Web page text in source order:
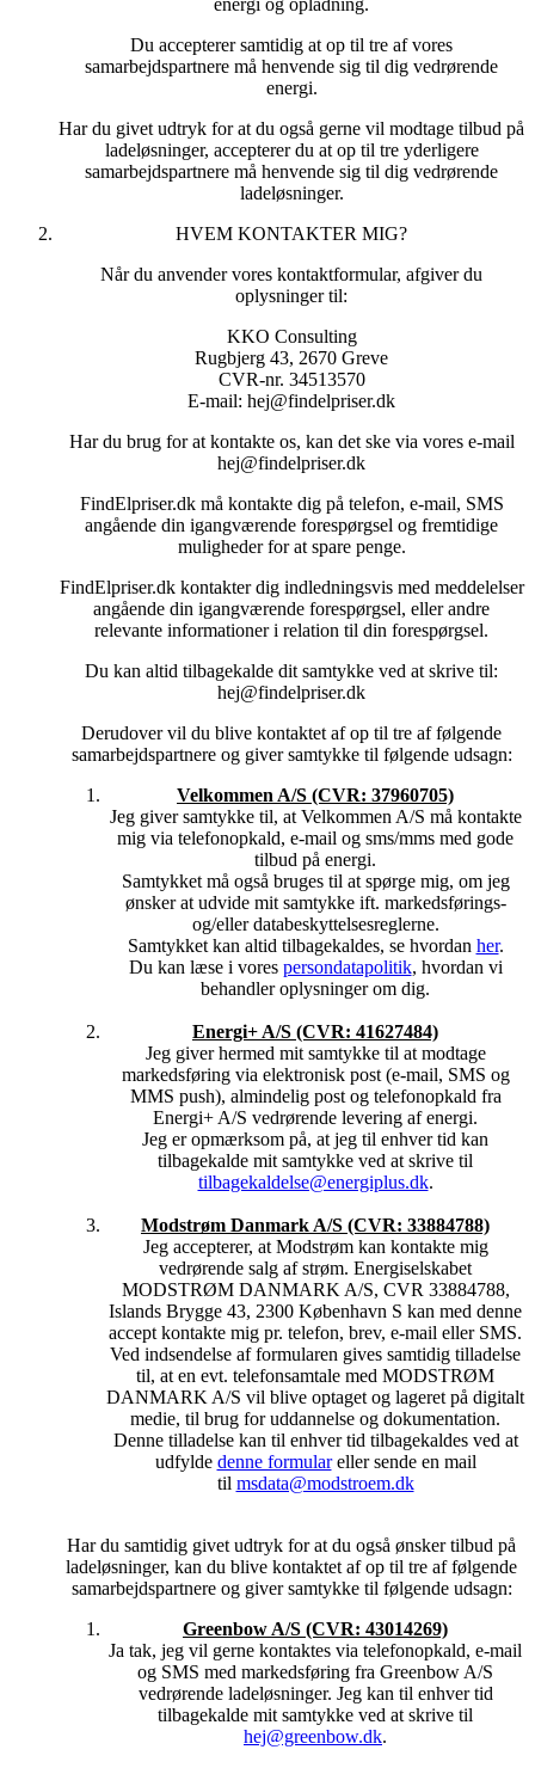
som du giver os.
3. HVAD BRUGER VI DINE OPLYSNINGER TIL?
FindElpriser.dk anvender dine oplysninger til at kontakte dig
som opfølgning på din forespørgsel eller anmodning om at
Herudover anvender vi ikke dine oplysninger, medmindre vi
aftaler andet.
Derudover er formålet med behandlingen af dine
til FindElpriser.dk’s samarbejdspartnere, for at vores
som muligt på din forespørgsel omkring levering af energi og
opladning.
Hvis du også har afgivet personoplysninger til andre formål,
oplyser vi dig særskilt om vores behandling til sådanne formål.
Dit samtykke indhentes til opfyldelse af markedsføringsloven
Grundlaget for vores behandling af dine personoplysninger er
databeskyttelsesforordningen art. 6(1)(f)
behandle dine oplysninger er, at vi kan følge op på din
anmodning om at blive kontaktet og efterfølgende kontakte
dig.
Vi har også en legitim interesse i at videregive dine
personoplysninger til vores samarbejdspartnere efter dit ønske
om at modtage konkrete tilbud fra disse.
4. DELING AF DINE PERSONOPLYSNINGER MED
ANDRE
Vi videregiver dine personoplysninger til de udvalgte
samarbejdspartnere i forbindelse med din forespørgsel på
energi og opladning. Du vil højest blive kontakte af tre af
vores samarbejdspartnere.
Samarbejdsparterne kan også dele informationer med
FindElpriser.dk om status på evt. aktiviteter og kundeforhold.
Vi overlader desuden dine personoplysninger til
databehandlere når dette er en forudsætning for at opfylde
formålet.
Vores databehandlere behandler alene dine personoplysninger
til vores formål og på vores instruks. Vi forsøger at begrænse
videregivelsen af data i personhenførbar form og dermed
videregivelsen af oplysninger, som kan henføres til dig
personligt.
Vi videregiver oplysninger, hvis vi er forpligtet til det efter
loven, eller hvis vi forpligtet til det efter en retskendelse.
5. DU KAN TIL ENHVER TID TILBAGEKALDE DIT
MARKEDSFØRINGSRETLIGE SAMTYKKE
Du kan til enhver tid trække dit samtykke tilbage. Når du har
tilbagekaldt dit samtykke, modtager du ikke yderligere
eller vores samarbejdspartnere, medmindre du har givet andet
samtykke til, at vi må henvende os til dig.
Ønsker du at tilbagekalde dit samtykke, kan du henvende dig
til den enkelte virksomhed – eller skrive til os på
hej@findelpriser.dk
6. HVOR LÆNGE OPBEVARER I OPLYSNINGERNE
OM MIG?
Vi opbevarer og behandler dine oplysninger lige så længe, det
er nødvendigt i forhold til at opfylde dit ønske om at blive
kontaktet. Dog vil dine personoplysninger hos FindElpriser.dk
automatisk blive slettet efter 6 måneder eller når du trækker dit
I overensstemmelse med Forbrugerombudsmandens
retningslinjer og krav opbevarer vi dokumentation for dit
samtykke til at sende dig elektronisk markedsføringsmateriale
samtykke/samtykket tilbagekaldes.
Vores behandling, herunder opbevaring, sker her på baggrund
af databeskyttelsesforordningen art. 6(1)(c) eller 6(1)(f), idet vi
umiddelbart er forpligtet til at foretage behandlingen, og idet vi
har en væsentlig interesse i at kunne dokumentere, at vi
energi og opladning.
Du accepterer samtidig at op til tre af vores
samarbejdspartnere må henvende sig til dig vedrørende
energi.
Har du givet udtryk for at du også gerne vil modtage tilbud på
ladeløsninger, accepterer du at op til tre yderligere
samarbejdspartnere må henvende sig til dig vedrørende
ladeløsninger.
HVEM KONTAKTER MIG?
Når du anvender vores kontaktformular, afgiver du
oplysninger til:
KKO Consulting
Rugbjerg 43, 2670 Greve
CVR-nr. 34513570
E-mail: hej@findelpriser.dk
Har du brug for at kontakte os, kan det ske via vores e-mail
hej@findelpriser.dk
FindElpriser.dk må kontakte dig på telefon, e-mail, SMS
angående din igangværende forespørgsel og fremtidige
muligheder for at spare penge.
FindElpriser.dk kontakter dig indledningsvis med meddelelser
angående din igangværende forespørgsel, eller andre
relevante informationer i relation til din forespørgsel.
Du kan altid tilbagekalde dit samtykke ved at skrive til:
hej@findelpriser.dk
Derudover vil du blive kontaktet af op til tre af følgende
samarbejdspartnere og giver samtykke til følgende udsagn:
Velkommen A/S (CVR: 37960705)
Jeg giver samtykke til, at Velkommen A/S må kontakte
mig via telefonopkald, e-mail og sms/mms med gode
tilbud på energi.
Samtykket må også bruges til at spørge mig, om jeg
ønsker at udvide mit samtykke ift. markedsførings-
og/eller databeskyttelsesreglerne.
Samtykket kan altid tilbagekaldes, se hvordan her.
Du kan læse i vores persondatapolitik, hvordan vi
behandler oplysninger om dig.
Energi+ A/S (CVR: 41627484)
Jeg giver hermed mit samtykke til at modtage
markedsføring via elektronisk post (e-mail, SMS og
MMS push), almindelig post og telefonopkald fra
Energi+ A/S vedrørende levering af energi.
Jeg er opmærksom på, at jeg til enhver tid kan
tilbagekalde mit samtykke ved at skrive til
tilbagekaldelse@energiplus.dk.
Modstrøm Danmark A/S (CVR: 33884788)
Jeg accepterer, at Modstrøm kan kontakte mig
vedrørende salg af strøm. Energiselskabet
MODSTRØM DANMARK A/S, CVR 33884788,
Islands Brygge 43, 2300 København S kan med denne
accept kontakte mig pr. telefon, brev, e-mail eller SMS.
Ved indsendelse af formularen gives samtidig tilladelse
til, at en evt. telefonsamtale med MODSTRØM
DANMARK A/S vil blive optaget og lageret på digitalt
medie, til brug for uddannelse og dokumentation.
Denne tilladelse kan til enhver tid tilbagekaldes ved at
udfylde denne formulareller sende en mail
til msdata@modstroem.dk
Har du samtidig givet udtryk for at du også ønsker tilbud på
ladeløsninger, kan du blive kontaktet af op til tre af følgende
samarbejdspartnere og giver samtykke til følgende udsagn:
Greenbow A/S (CVR: 43014269)
Ja tak, jeg vil gerne kontaktes via telefonopkald, e-mail
og SMS med markedsføring fra Greenbow A/S
vedrørende ladeløsninger. Jeg kan til enhver tid
tilbagekalde mit samtykke ved at skrive til
hej@greenbow.dk.